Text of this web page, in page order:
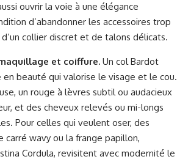
ouvrir la voie à une élégance
d’abandonner les accessoires trop
collier discret et de talons délicats.
et coiffure. Un col Bardot
en beauté qui valorise le visage et le cou.
un rouge à lèvres subtil ou audacieux
et des cheveux relevés ou mi-longs
Pour celles qui veulent oser, des
carré wavy ou la frange papillon,
Cordula, revisitent avec modernité le